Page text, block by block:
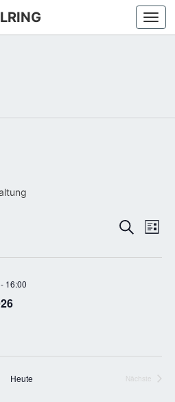
und
SucheListe
- 16:00
Heute
Nächste